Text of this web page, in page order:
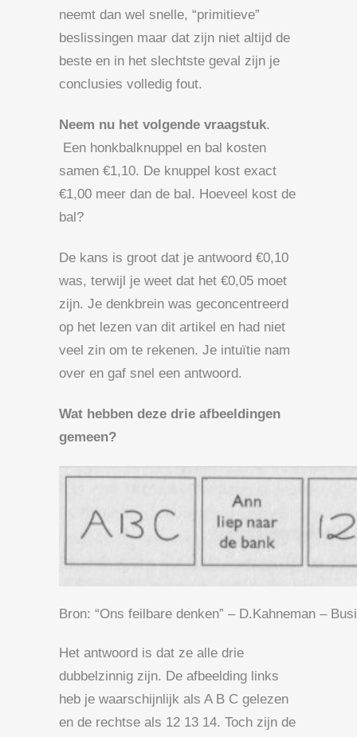
neemt dan wel snelle, “primitieve”
beslissingen maar dat zijn niet altijd de
beste en in het slechtste geval zijn je
conclusies volledig fout.
Neem nu het volgende vraagstuk.
Een honkbalknuppel en bal kosten
samen €1,10. De knuppel kost exact
€1,00 meer dan de bal. Hoeveel kost de
bal?
De kans is groot dat je antwoord €0,10
was, terwijl je weet dat het €0,05 moet
zijn. Je denkbrein was geconcentreerd
op het lezen van dit artikel en had niet
veel zin om te rekenen. Je intuïtie nam
over en gaf snel een antwoord.
Wat hebben deze drie afbeeldingen
gemeen?
Bron: “Ons feilbare denken” – D.Kahneman –
Het antwoord is dat ze alle drie
dubbelzinnig zijn. De afbeelding links
heb je waarschijnlijk als A B C gelezen
en de rechtse als 12 13 14. Toch zijn de